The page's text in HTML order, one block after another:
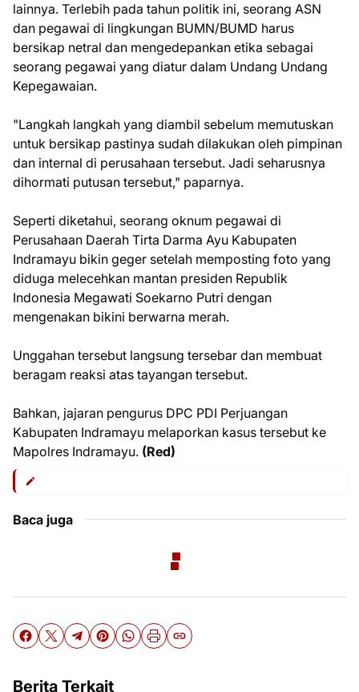
lainnya. Terlebih pada tahun politik ini, seorang ASN
dan pegawai di lingkungan BUMN/BUMD harus
bersikap netral dan mengedepankan etika sebagai
seorang pegawai yang diatur dalam Undang Undang
Kepegawaian.
"Langkah langkah yang diambil sebelum memutuskan
untuk bersikap pastinya sudah dilakukan oleh pimpinan
dan internal di perusahaan tersebut. Jadi seharusnya
dihormati putusan tersebut," paparnya.
Seperti diketahui, seorang oknum pegawai di
Perusahaan Daerah Tirta Darma Ayu Kabupaten
Indramayu bikin geger setelah memposting foto yang
diduga melecehkan mantan presiden Republik
Indonesia Megawati Soekarno Putri dengan
mengenakan bikini berwarna merah.
Unggahan tersebut langsung tersebar dan membuat
beragam reaksi atas tayangan tersebut.
Bahkan, jajaran pengurus DPC PDI Perjuangan
Kabupaten Indramayu melaporkan kasus tersebut ke
Mapolres Indramayu. (Red)
Baca juga
Berita Terkait